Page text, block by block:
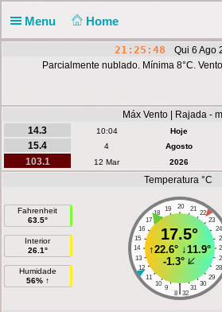
Menu Home
21:25:49
Qui 6 Ago
Parcialmente nublado. Mínima 8°C.
Máx Vento | Rajada -
14.3
10:04 Hoje
15.4
4 Agosto
103.1
12 Mar 2026
Temperatura °C
Fahrenheit
63.5°
Interior
26.1°
Humidade
56% ↑
20
19 21
18
22
17
23
16
24
15
14
13
12
28
11
29
10
30
9 31
|
8 32
17.5°
↑22.6°↓11.9°
-1.3°